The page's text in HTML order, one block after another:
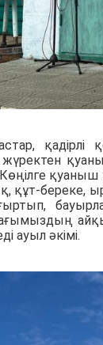
құт-береке,
ауыл әкімі.